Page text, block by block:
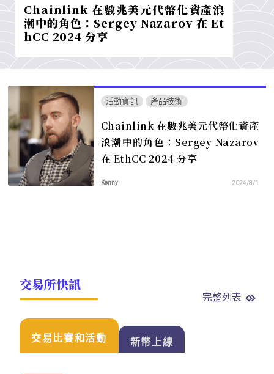
Chainlink 在數兆美元代幣化資產浪
潮中的角色：Sergey Nazarov 在 Et
hCC 2024 分享
活動資訊 產品技術
Chainlink 在數兆美元代幣化資產
浪潮中的角色：Sergey Nazarov
在 EthCC 2024 分享
Kenny 2024/8/1
交易所快訊
完整列表
交易比賽和活動 新幣上線